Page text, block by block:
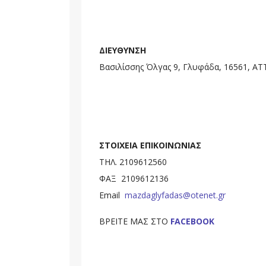
ΔΙΕΥΘΥΝΣΗ
Βασιλίσσης Όλγας 9, Γλυφάδα, 16561,
ΣΤΟΙΧΕΙΑ ΕΠΙΚΟΙΝΩΝΙΑΣ
ΤΗΛ. 2109612560
ΦΑΞ 2109612136
Email mazdaglyfadas@otenet.gr
ΒΡΕΙΤΕ ΜΑΣ ΣΤΟ FACEBOOK